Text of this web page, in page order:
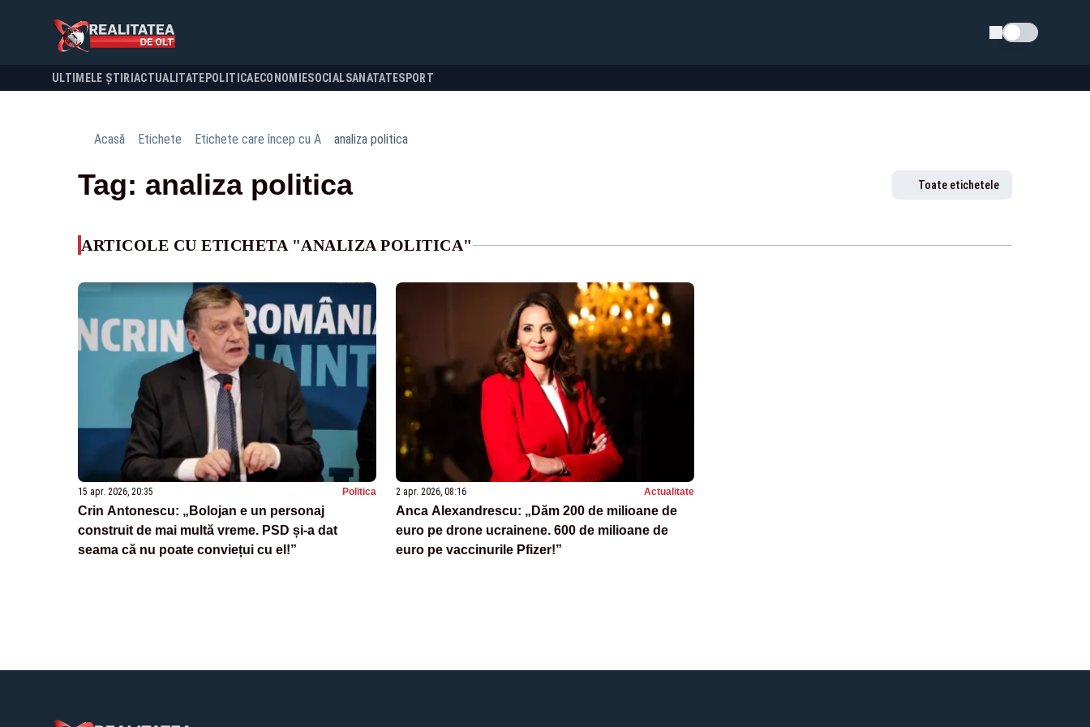
Schimba tema
ULTIMELE ȘTIRI ACTUALITATE POLITICA ECONOMIESOCIALSANATATESPORT
Acasă Etichete Etichete care încep cu A analiza politica
Tag: analiza politica Toate etichetele
ARTICOLE CU ETICHETA "ANALIZA POLITICA"
15 apr. 2026, 20:35 Politica
Crin Antonescu: „Bolojan e un personaj
construit de mai multă vreme. PSD și-a dat
seama că nu poate conviețui cu el!”
2 apr. 2026, 08:16 Actualitate
Anca Alexandrescu: „Dăm 200 de milioane de
euro pe drone ucrainene. 600 de milioane de
euro pe vaccinurile Pfizer!”